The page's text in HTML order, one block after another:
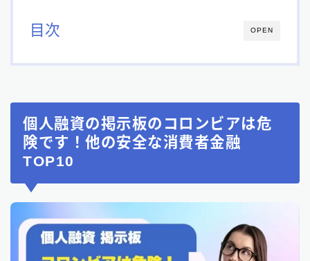
OPEN
目次
個人融資の掲示板のコロンビアは危
険です！他の安全な消費者金融
TOP10